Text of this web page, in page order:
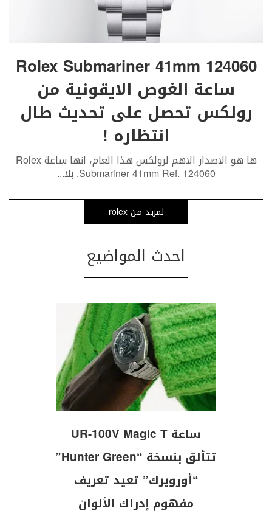
Rolex Submariner 41mm 124060
ساعة الغوص الايقونية من
رولكس تحصل على تحديث طال
انتظاره !
ها هو الاصدار الاهم لرولكس هذا العام، انها ساعة Rolex
Submariner 41mm Ref. 124060. بلا ...
لمزيد من rolex
احدث المواضيع
ساعة UR-100V Magic T
تتألق بنسخة “Hunter Green”
“أورويرك” تعيد تعريف
مفهوم إدراك الألوان